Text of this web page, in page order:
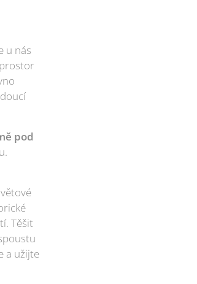
u nás
pod
Těšit
a užijte